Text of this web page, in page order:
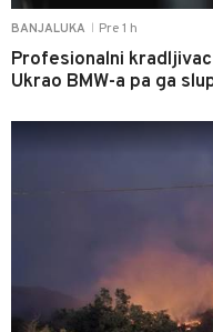
BANJALUKA Pre 1 h
Profesionalni
Ukrao BMW-a pa ga